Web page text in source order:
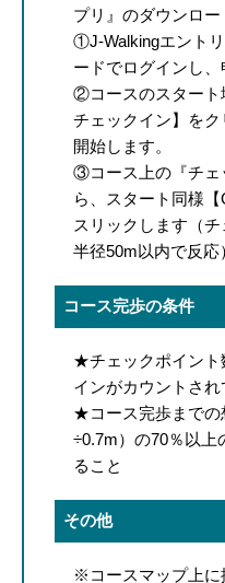
プリ』のダウンロー
①J-Walkingエント
ードでログインし、
②コースのスタート
チェックイン】を
開始します。
③コース上の『チェ
ら、スタート同様
スリックします（
半径50m以内で反応
コース完歩の条件
★チェックポイント
インがカウントされ
★コース完歩までの
÷0.7m）の70％以上
ること
その他
※コースマップ上に